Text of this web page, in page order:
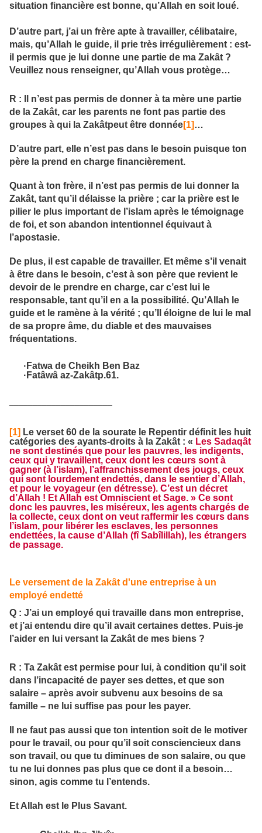
situation financière est bonne, qu’Allah en soit loué.
D’autre part, j’ai un frère apte à travailler, célibataire,
mais, qu’Allah le guide, il prie très irrégulièrement : est-
il permis que je lui donne une partie de ma Zakât ?
Veuillez nous renseigner, qu’Allah vous protège…
R : Il n’est pas permis de donner à ta mère une partie
de la Zakât, car les parents ne font pas partie des
groupes à qui la Zakâtpeut être donnée[1]…
D’autre part, elle n’est pas dans le besoin puisque ton
père la prend en charge financièrement.
Quant à ton frère, il n’est pas permis de lui donner la
Zakât, tant qu’il délaisse la prière ; car la prière est le
pilier le plus important de l’islam après le témoignage
de foi, et son abandon intentionnel équivaut à
l’apostasie.
De plus, il est capable de travailler. Et même s’il venait
à être dans le besoin, c’est à son père que revient le
devoir de le prendre en charge, car c’est lui le
responsable, tant qu’il en a la possibilité. Qu’Allah le
guide et le ramène à la vérité ; qu’Il éloigne de lui le mal
de sa propre âme, du diable et des mauvaises
fréquentations.
· Fatwa de Cheikh Ben Baz
· Fatâwâ az-Zakâtp.61.
[1] Le verset 60 de la sourate le Repentir définit les huit
catégories des ayants-droits à la Zakât : « Les Sadaqât
ne sont destinés que pour les pauvres, les indigents,
ceux qui y travaillent, ceux dont les cœurs sont à
gagner (à l’islam), l’affranchissement des jougs, ceux
qui sont lourdement endettés, dans le sentier d’Allah,
et pour le voyageur (en détresse). C’est un décret
d’Allah ! Et Allah est Omniscient et Sage. » Ce sont
donc les pauvres, les miséreux, les agents chargés de
la collecte, ceux dont on veut raffermir les cœurs dans
l’islam, pour libérer les esclaves, les personnes
endettées, la cause d’Allah (fî Sabîlillah), les étrangers
de passage.
Le versement de la Zakât d'une entreprise à un
employé endetté
Q : J’ai un employé qui travaille dans mon entreprise,
et j’ai entendu dire qu’il avait certaines dettes. Puis-je
l’aider en lui versant la Zakât de mes biens ?
R : Ta Zakât est permise pour lui, à condition qu’il soit
dans l’incapacité de payer ses dettes, et que son
salaire – après avoir subvenu aux besoins de sa
famille – ne lui suffise pas pour les payer.
Il ne faut pas aussi que ton intention soit de le motiver
pour le travail, ou pour qu’il soit consciencieux dans
son travail, ou que tu diminues de son salaire, ou que
tu ne lui donnes pas plus que ce dont il a besoin…
sinon, agis comme tu l’entends.
Et Allah est le Plus Savant.